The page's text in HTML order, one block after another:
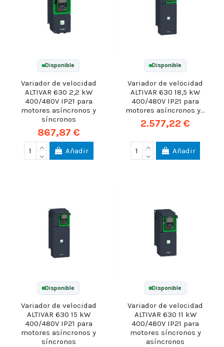
Disponible
Variador de velocidad
ALTIVAR 630 2,2 kW
400/480V IP21 para
motores asíncronos y
síncronos
867,87 €
Añadir
Disponible
Variador de velocidad
ALTIVAR 630 18,5 kW
400/480V IP21 para
motores asíncronos y...
2.577,22 €
Añadir
Disponible
Variador de velocidad
ALTIVAR 630 15 kW
400/480V IP21 para
motores asíncronos y
síncronos
Disponible
Variador de velocidad
ALTIVAR 630 11 kW
400/480V IP21 para
motores síncronos y
asíncronos